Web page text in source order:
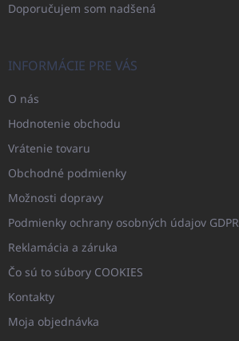
Doporučujem som nadšená
INFORMÁCIE PRE VÁS
O nás
Hodnotenie obchodu
Vrátenie tovaru
Obchodné podmienky
Možnosti dopravy
Podmienky ochrany osobných údajov GDPR
Reklamácia a záruka
Čo sú to súbory COOKIES
Kontakty
Moja objednávka